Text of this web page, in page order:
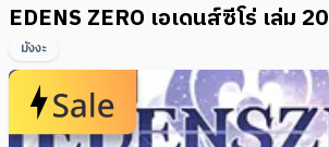
EDENS ZERO เอเดนส์ซีโร่ เล่ม 20
มังงะ